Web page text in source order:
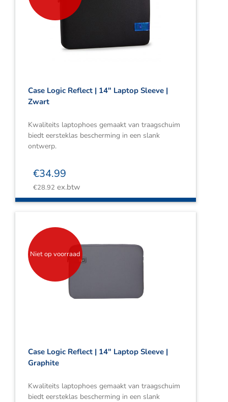
Case Logic Reflect | 14″ Laptop Sleeve |
Zwart
Kwaliteits laptophoes gemaakt van traagschuim
biedt eersteklas bescherming in een slank
ontwerp.
€34.99
€28.92 ex.btw
Niet op voorraad
Case Logic Reflect | 14″ Laptop Sleeve |
Graphite
Kwaliteits laptophoes gemaakt van traagschuim
biedt eersteklas bescherming in een slank